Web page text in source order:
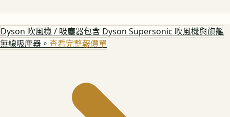
Dyson 吹風機 / 吸塵器包含 Dyson Supersonic 吹風機與旗艦
無線吸塵器。 查看完整報價單